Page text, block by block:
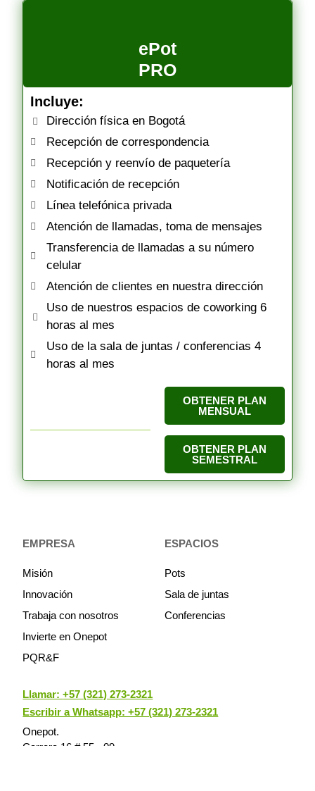
ePot
PRO
Incluye:
Dirección física en Bogotá
Recepción de correspondencia
Recepción y reenvío de paquetería
Notificación de recepción
Línea telefónica privada
Atención de llamadas, toma de mensajes
Transferencia de llamadas a su número
celular
Atención de clientes en nuestra dirección
Uso de nuestros espacios de coworking 6
horas al mes
Uso de la sala de juntas / conferencias 4
horas al mes
OBTENER PLAN
MENSUAL
OBTENER PLAN
SEMESTRAL
EMPRESA
Misión
Innovación
Trabaja con nosotros
Invierte en Onepot
PQR&F
ESPACIOS
Pots
Sala de juntas
Conferencias
Llamar:+57 (321) 273-2321
Escribir a Whatsapp: +57 (321) 273-2321
Onepot.
Carrera 16 # 55 - 09